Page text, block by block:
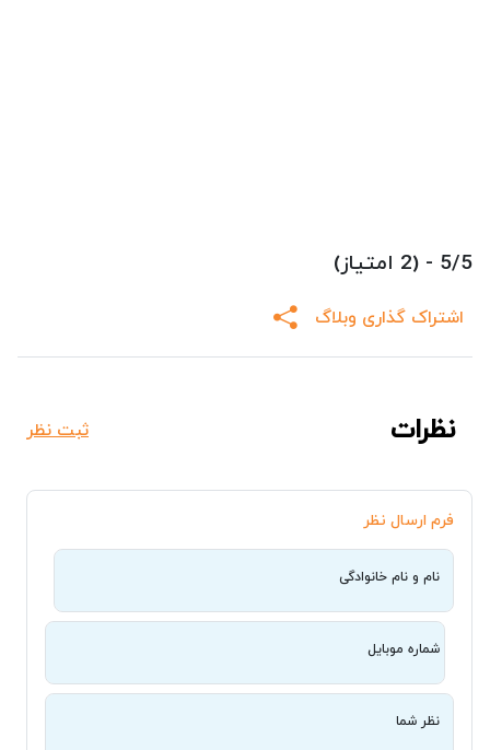
5/5 - (2 امتیاز)
اشتراک گذاری وبلاگ
نظرات ثبت نظر
فرم ارسال نظر
نام و نام خانوادگی
شماره موبایل
نظر شما